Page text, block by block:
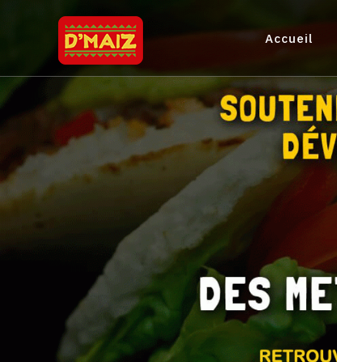
Accueil